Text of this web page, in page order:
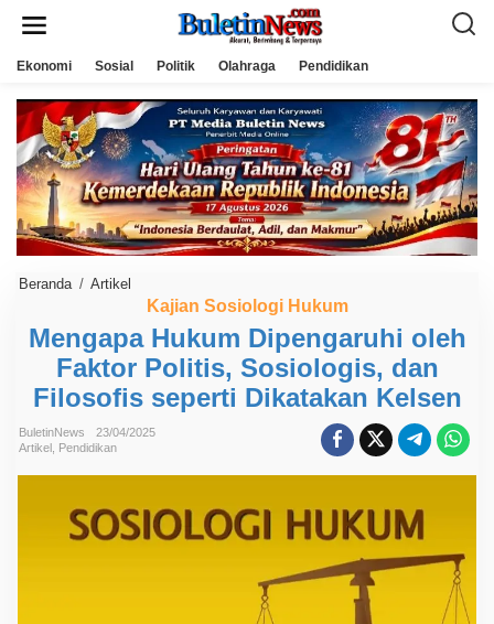
Ekonomi Sosial Politik Olahraga Pendidikan
Beranda / Artikel
g
a
p
a
H
k
p
e
Kajian Sosiologi Hukum
Mengapa Hukum Dipengaruhi oleh
Faktor Politis, Sosiologis, dan
Filosofis seperti Dikatakan Kelsen
BuletinNews
23/04/2025
Artikel Pendidikan